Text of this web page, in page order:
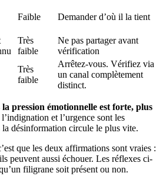
Faible Demander d’où il la tient
Très
faible
Ne pas partager avant
vérification
Très
faible
Arrêtez-vous. Vérifiez via
un canal complètement
distinct.
la pression émotionnelle est forte, plus
l’indignation et l’urgence sont les
désinformation circule le plus vite.
que les deux affirmations sont vraies :
peuvent aussi échouer. Les réflexes ci-
filigrane soit présent ou non.